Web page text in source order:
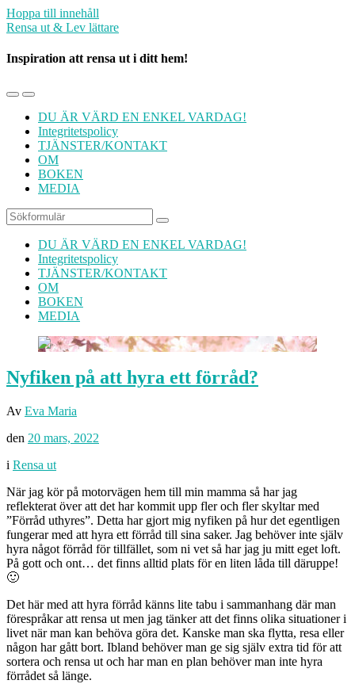
Hoppa till innehåll
Rensa ut & Lev lättare
Inspiration att rensa ut i ditt hem!
Slå
mobilmenyn
Slå
på/av
sökfältet
DU ÄR VÄRD EN ENKEL VARDAG!
Integritetspolicy
TJÄNSTER/KONTAKT
OM
BOKEN
MEDIA
Sök
DU ÄR VÄRD EN ENKEL VARDAG!
Integritetspolicy
TJÄNSTER/KONTAKT
OM
BOKEN
MEDIA
Nyfiken på att hyra ett förråd?
Av Eva Maria
den 20 mars, 2022
i Rensa ut
När jag kör på motorvägen hem till min mamma så har jag
reflekterat över att det har kommit upp fler och fler skyltar med
”Förråd uthyres”. Detta har gjort mig nyfiken på hur det egentligen
fungerar med att hyra ett förråd till sina saker. Jag behöver inte själv
hyra något förråd för tillfället, som ni vet så har jag ju mitt eget loft.
På gott och ont… det finns alltid plats för en liten låda till däruppe!
🙂
Det här med att hyra förråd känns lite tabu i sammanhang där man
förespråkar att rensa ut men jag tänker att det finns olika situationer i
livet när man kan behöva göra det. Kanske man ska flytta, resa eller
någon har gått bort. Ibland behöver man ge sig själv extra tid för att
sortera och rensa ut och har man en plan behöver man inte hyra
förrådet så länge.